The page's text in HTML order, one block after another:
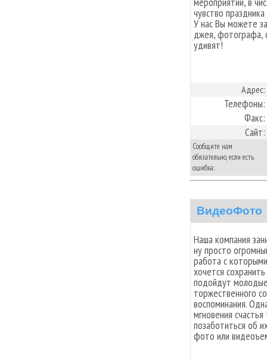
чувство
У нас Вы можете
джея, фотографа,
удивят!
Адрес:
Телефоны:
Факс:
Сайт:
Сообщите нам
обязательно, если есть
ошибка:
ВидеоФото
Наша компания
ну просто
работа с
хочется
подойдут молодые
торжественного
воспоминания.
мгновения
позаботиться об
фото или